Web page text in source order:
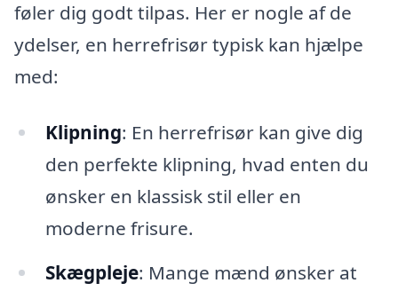
føler dig godt tilpas. Her er nogle af de
ydelser, en herrefrisør typisk kan hjælpe
med:
Klipning: En herrefrisør kan give dig
den perfekte klipning, hvad enten du
ønsker en klassisk stil eller en
moderne frisure.
Skægpleje: Mange mænd ønsker at